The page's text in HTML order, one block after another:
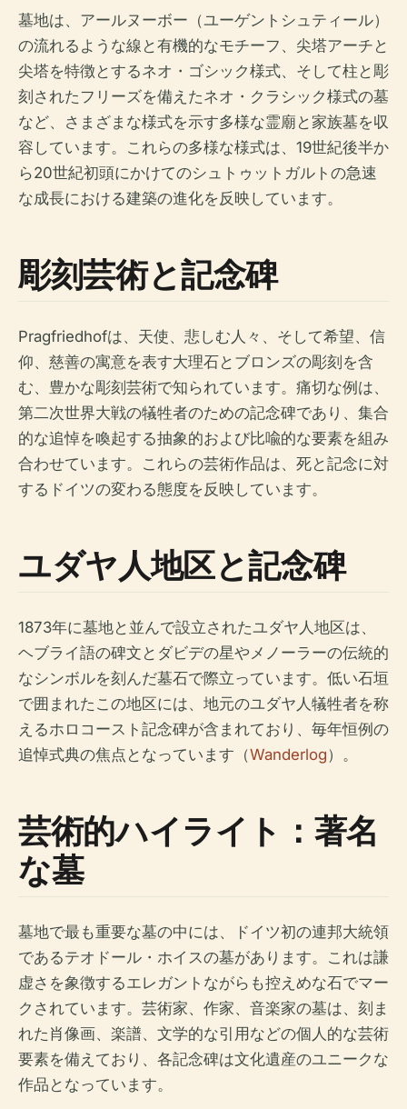
墓地は、アールヌーボー（ユーゲントシュティール）
の流れるような線と有機的なモチーフ、尖塔アーチと
尖塔を特徴とするネオ・ゴシック様式、そして柱と彫
刻されたフリーズを備えたネオ・クラシック様式の墓
など、さまざまな様式を示す多様な霊廟と家族墓を収
容しています。これらの多様な様式は、19世紀後半か
ら20世紀初頭にかけてのシュトゥットガルトの急速
な成長における建築の進化を反映しています。
彫刻芸術と記念碑
Pragfriedhofは、天使、悲しむ人々、そして希望、信
仰、慈善の寓意を表す大理石とブロンズの彫刻を含
む、豊かな彫刻芸術で知られています。痛切な例は、
第二次世界大戦の犠牲者のための記念碑であり、集合
的な追悼を喚起する抽象的および比喩的な要素を組み
合わせています。これらの芸術作品は、死と記念に対
するドイツの変わる態度を反映しています。
ユダヤ人地区と記念碑
1873年に墓地と並んで設立されたユダヤ人地区は、
ヘブライ語の碑文とダビデの星やメノーラーの伝統的
なシンボルを刻んだ墓石で際立っています。低い石垣
で囲まれたこの地区には、地元のユダヤ人犠牲者を称
えるホロコースト記念碑が含まれており、毎年恒例の
追悼式典の焦点となっています（Wanderlog）。
芸術的ハイライト：著名
な墓
墓地で最も重要な墓の中には、ドイツ初の連邦大統領
であるテオドール・ホイスの墓があります。これは謙
虚さを象徴するエレガントながらも控えめな石でマー
クされています。芸術家、作家、音楽家の墓は、刻ま
れた肖像画、楽譜、文学的な引用などの個人的な芸術
要素を備えており、各記念碑は文化遺産のユニークな
作品となっています。